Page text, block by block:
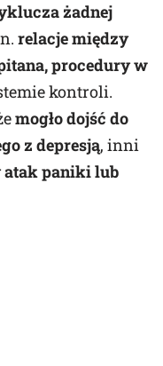
żadnej
relacje między
procedury w
kontroli.
mogło dojść do
z depresją, inni
atak paniki lub